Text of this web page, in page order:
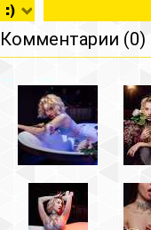
Комментарии (0)